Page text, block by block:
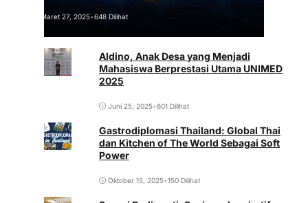
Maret 27, 2025•648 Dilihat
Aldino, Anak Desa yang Menjadi
Mahasiswa Berprestasi Utama UNIMED
2025
Juni 25, 2025•601 Dilihat
Gastrodiplomasi Thailand: Global Thai
dan Kitchen of The World Sebagai Soft
Power
Oktober 15, 2025•150 Dilihat